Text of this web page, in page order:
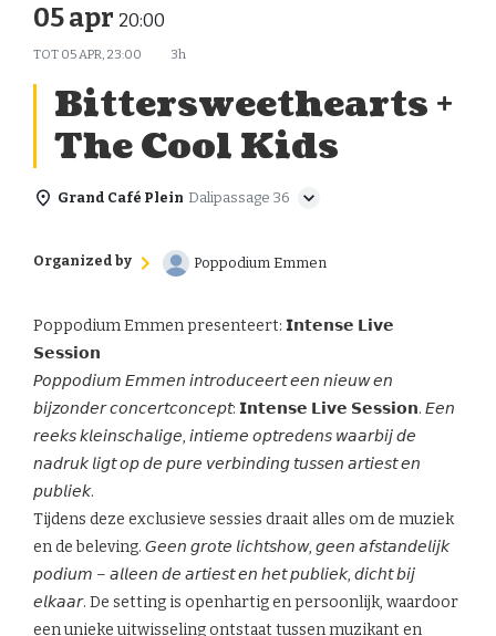
05 apr 20:00
TOT 05 APR, 23:00 3h
Bittersweethearts +
The Cool Kids
Grand Café Plein Dalipassage 36
Organized by Poppodium Emmen
Poppodium Emmen presenteert: 𝗜𝗻𝘁𝗲𝗻𝘀𝗲 𝗟𝗶𝘃𝗲
𝗦𝗲𝘀𝘀𝗶𝗼𝗻
𝘗𝘰𝘱𝘱𝘰𝘥𝘪𝘶𝘮 𝘌𝘮𝘮𝘦𝘯 𝘪𝘯𝘵𝘳𝘰𝘥𝘶𝘤𝘦𝘦𝘳𝘵 𝘦𝘦𝘯 𝘯𝘪𝘦𝘶𝘸 𝘦𝘯
𝘣𝘪𝘫𝘻𝘰𝘯𝘥𝘦𝘳 𝘤𝘰𝘯𝘤𝘦𝘳𝘵𝘤𝘰𝘯𝘤𝘦𝘱𝘵: 𝗜𝗻𝘁𝗲𝗻𝘀𝗲 𝗟𝗶𝘃𝗲 𝗦𝗲𝘀𝘀𝗶𝗼𝗻. 𝘌𝘦𝘯
𝘳𝘦𝘦𝘬𝘴 𝘬𝘭𝘦𝘪𝘯𝘴𝘤𝘩𝘢𝘭𝘪𝘨𝘦, 𝘪𝘯𝘵𝘪𝘦𝘮𝘦 𝘰𝘱𝘵𝘳𝘦𝘥𝘦𝘯𝘴 𝘸𝘢𝘢𝘳𝘣𝘪𝘫 𝘥𝘦
𝘯𝘢𝘥𝘳𝘶𝘬 𝘭𝘪𝘨𝘵 𝘰𝘱 𝘥𝘦 𝘱𝘶𝘳𝘦 𝘷𝘦𝘳𝘣𝘪𝘯𝘥𝘪𝘯𝘨 𝘵𝘶𝘴𝘴𝘦𝘯 𝘢𝘳𝘵𝘪𝘦𝘴𝘵 𝘦𝘯
𝘱𝘶𝘣𝘭𝘪𝘦𝘬.
Tijdens deze exclusieve sessies draait alles om de muziek
en de beleving. 𝘎𝘦𝘦𝘯 𝘨𝘳𝘰𝘵𝘦 𝘭𝘪𝘤𝘩𝘵𝘴𝘩𝘰𝘸, 𝘨𝘦𝘦𝘯 𝘢𝘧𝘴𝘵𝘢𝘯𝘥𝘦𝘭𝘪𝘫𝘬
𝘱𝘰𝘥𝘪𝘶𝘮 – 𝘢𝘭𝘭𝘦𝘦𝘯 𝘥𝘦 𝘢𝘳𝘵𝘪𝘦𝘴𝘵 𝘦𝘯 𝘩𝘦𝘵 𝘱𝘶𝘣𝘭𝘪𝘦𝘬, 𝘥𝘪𝘤𝘩𝘵 𝘣𝘪𝘫
𝘦𝘭𝘬𝘢𝘢𝘳. De setting is openhartig en persoonlijk, waardoor
een unieke uitwisseling ontstaat tussen muzikant en